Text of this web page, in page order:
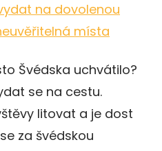
na dovolenou
místa
Švédska uchvátilo?
se na cestu.
litovat a je dost
za švédskou